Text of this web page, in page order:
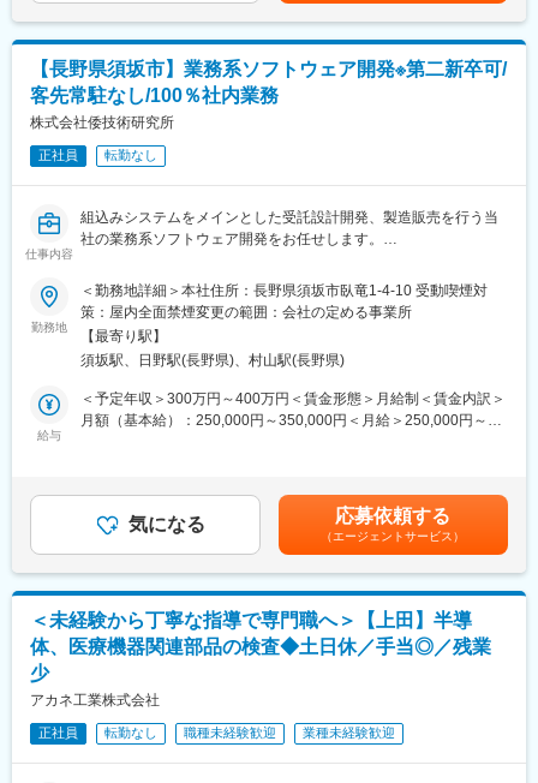
め、製品ごとに加工方法が変わってくるため多種多様な経験を積
むことができます。
・当社の製品は精密部品が多く、精度の基準が厳しいです。その
ため当社の基準で技術を身に着けることができればどんな要望に
■育成体制：
・入社半年くらいは他の部署を回って製品や業務になじんで頂き
ます。
れています。（半年ほどを予定）
上記2つを終えてから本配属となりますので、落ち着いてスキルを
身に着けることができます。
・配属予定の部署には10名在籍しており、20代～30代の方が多い
職場環境です。
・残業は繁忙期に月平均30時間ほど、受注が落ち着いているとき
は10時間以下となります。（年間の平均は15時間ほど）
・完全週休二日制で有給などで5日以上の連続休暇の取得も可能で
す。フレックス勤務も取り入れておりますので柔軟な働き方が可
能です。
【長野県須坂市】業務系ソフトウェア開発※第二新卒可/
客先常駐なし/100％社内業務
株式会社倭技術研究所
正社員 転勤なし
仕事内容
組込みシステムをメインとした受託設計開発、製造販売を行う当
社の業務系ソフトウェア開発をお任せします。
■業務内容：
開発案件の要件定義から設計、製造、保守に至る各工程を担当し
ていただきます。お客様と積極的にコミュニケーションをとりな
がら協力して業務を進めてください。
※100％社内での業務で顧客先での常駐業務はありません。
※担当詳細は経験レベルに応じて決定いたします。
■具体的な開発案件：
・大手鉄道会社のシステム開発
・IoT技術を使用した自社製品開発プロジェクトの推進 など
・Raspberry PiやArduino等シングルボードコンピュータやマイコ
ンボードに興味があり、実際に使用経験のある方
組込みシステムをメインとした受託設計開発、製造販売を行って
ザーには上場企業や
勤務地
＜勤務地詳細＞本社住所：長野県須坂市臥竜1-4-10 受動喫煙対
策：屋内全面禁煙変更の範囲：会社の定める事業所
【最寄り駅】
須坂駅、日野駅(長野県)、村山駅(長野県)
給与
＜予定年収＞300万円～400万円＜賃金形態＞月給制＜賃金内訳＞
月額（基本給）：250,000円～350,000円＜月給＞250,000円～
気になる 応募依頼する
（エージェントサービス）
＜未経験から丁寧な指導で専門職へ＞【上田】半導
体、医療機器関連部品の検査◆土日休／手当◎／残業
少
アカネ工業株式会社
正社員 転勤なし 職種未経験歓迎 業種未経験歓迎